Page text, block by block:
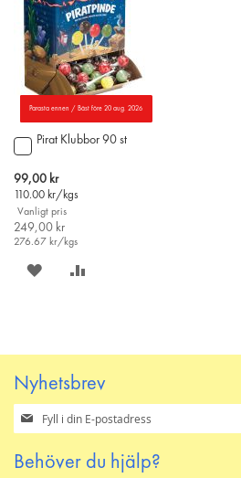
Parasta ennen / Bäst före 20 aug. 2026
Pirat Klubbor 90 st
Special
Price
99,00 kr
110.00 kr/kgs
Vanligt pris
249,00 kr
276.67 kr/kgs
Lägg
i
varukorgen
SPARA
Nyhetsbrev
Prenumerera
på
nyhetsbrev
Behöver du hjälp?